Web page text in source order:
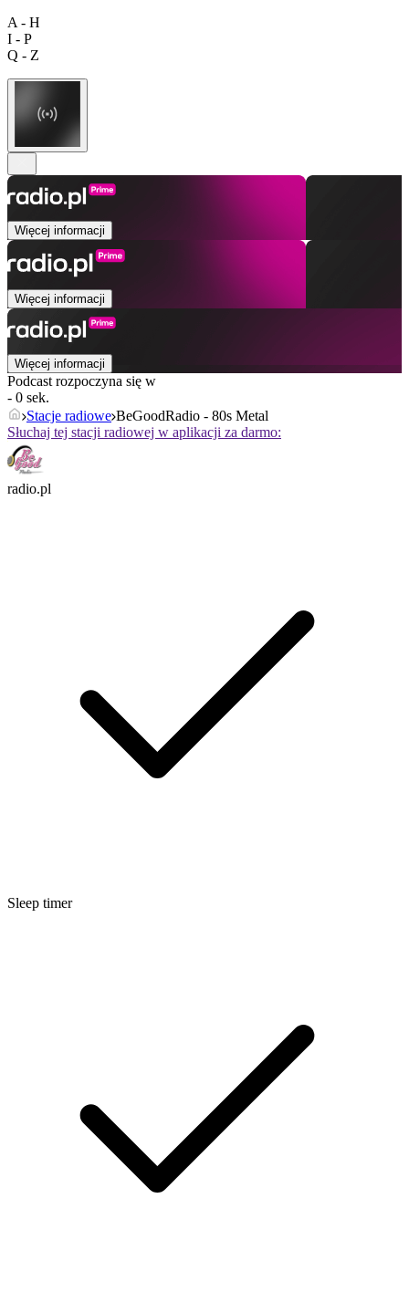
A - H
I - P
Q - Z
Więcej informacji
Więcej informacji
Więcej informacji
Podcast rozpoczyna się w
- 0 sek.
Stacje radiowe BeGoodRadio - 80s Metal
Słuchaj tej stacji radiowej w aplikacji za darmo:
radio.pl
Sleep timer